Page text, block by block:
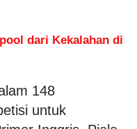
dari Kekalahan di
148
untuk